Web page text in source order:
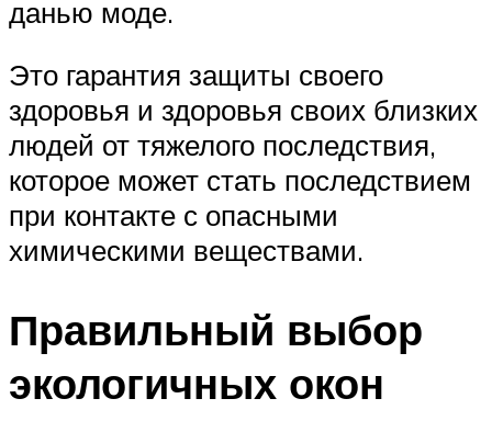
данью моде.
Это гарантия защиты своего
здоровья и здоровья своих близких
людей от тяжелого последствия,
которое может стать последствием
при контакте с опасными
химическими веществами.
Правильный выбор
экологичных окон